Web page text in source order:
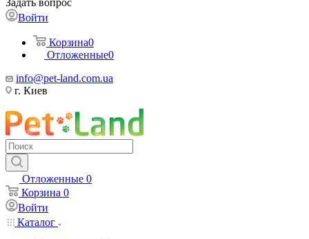
Задать вопрос
Войти
Корзина0
Отложенные0
info@pet-land.com.ua
г. Киев
Отложенные 0
Корзина 0
Войти
Каталог